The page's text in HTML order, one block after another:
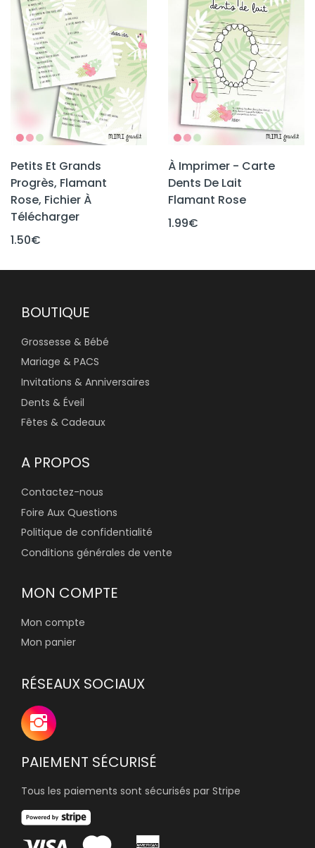
Petits Et Grands
Progrès, Flamant
Rose, Fichier À
Télécharger
1.50€
À Imprimer - Carte
Dents De Lait
Flamant Rose
1.99€
BOUTIQUE
Grossesse & Bébé
Mariage & PACS
Invitations & Anniversaires
Dents & Éveil
Fêtes & Cadeaux
A PROPOS
Contactez-nous
Foire Aux Questions
Politique de confidentialité
Conditions générales de vente
MON COMPTE
Mon compte
Mon panier
RÉSEAUX SOCIAUX
PAIEMENT SÉCURISÉ
Tous les paiements sont sécurisés par Stripe